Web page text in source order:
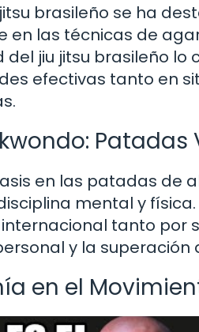
brasileño se ha
en las técnicas de
jiu jitsu brasileño
efectivas tanto en
en las patadas de
mental y
tanto por
y la superación
en el